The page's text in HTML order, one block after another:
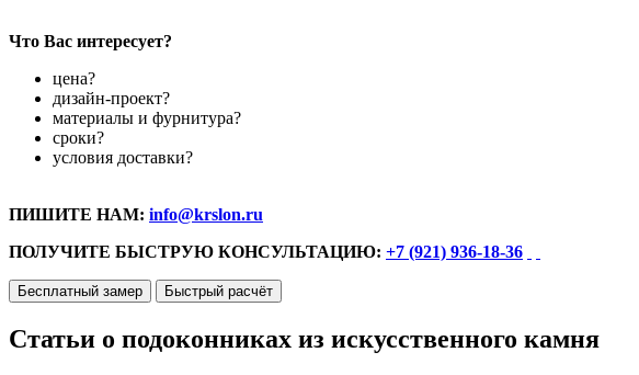
Что Вас интересует?
цена?
дизайн-проект?
материалы и фурнитура?
сроки?
условия доставки?
ПИШИТЕ НАМ: info@krslon.ru
ПОЛУЧИТЕ БЫСТРУЮ КОНСУЛЬТАЦИЮ: +7 (921) 936-18-36
Бесплатный замер Быстрый расчёт
Статьи о подоконниках из искусственного камня